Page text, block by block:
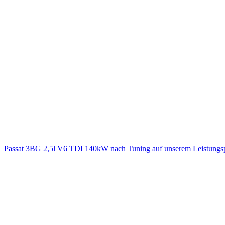
Passat 3BG 2,5l V6 TDI 140kW nach Tuning auf unserem